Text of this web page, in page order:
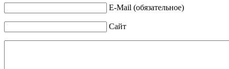
E-Mail (обязательное)
Сайт